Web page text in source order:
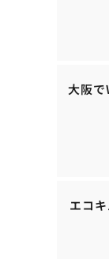
大阪
エコ